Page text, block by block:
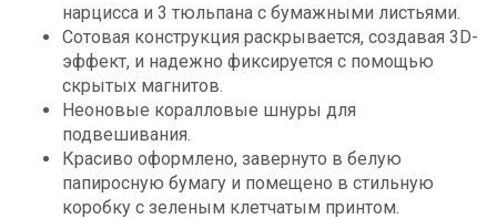
нарцисса и 3 тюльпана с бумажными листьями.
Сотовая конструкция раскрывается, создавая 3D-
эффект, и надежно фиксируется с помощью
скрытых магнитов.
Неоновые коралловые шнуры для
подвешивания.
Красиво оформлено, завернуто в белую
папиросную бумагу и помещено в стильную
коробку с зеленым клетчатым принтом.